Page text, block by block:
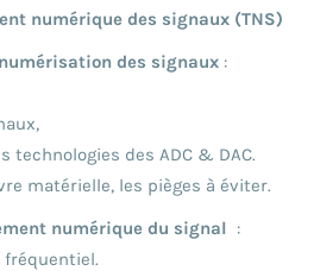
numérique des signaux (TNS)
des signaux :
technologies des ADC & DAC.
matérielle, les pièges à éviter.
numérique du signal :